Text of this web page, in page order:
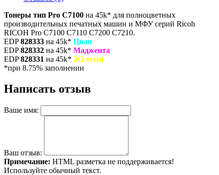
Тонеры тип Pro C7100 на 45k* для полноцветных
производительных печатных машин и МФУ серий Ricoh
RICOH Pro С7100 С7110 С7200 С7210.
EDP828333 на 45k* Циан
EDP828332 на 45k* Маджента
EDP828331 на 45k* Жёлтый
*при 8.75% заполнении
Написать отзыв
Ваше имя:
Ваш отзыв:
Примечание: HTML разметка не поддерживается!
Используйте обычный текст.